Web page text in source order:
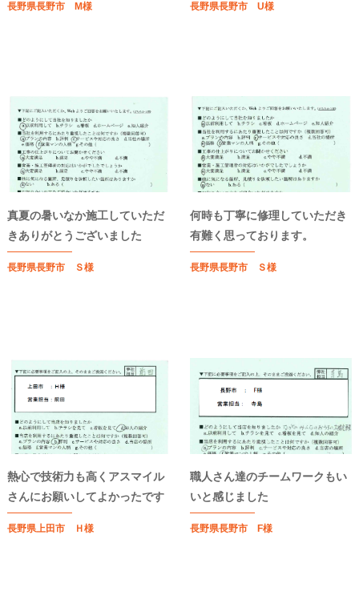
長野県長野市 M様 長野県長野市 U様
真夏の暑いなか施工していただ
きありがとうございました
長野県長野市 Ｓ様
何時も丁寧に修理していただき
有難く思っております。
長野県長野市 Ｓ様
熱心で技術力も高くアスマイル
さんにお願いしてよかったです
長野県上田市 Ｈ様
職人さん達のチームワークもい
いと感じました
長野県長野市 F様